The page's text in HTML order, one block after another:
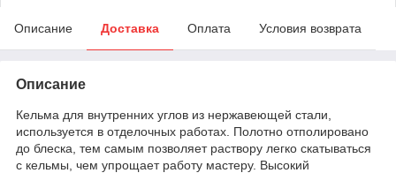
Описание Доставка Оплата Условия возврата
Описание
Кельма для внутренних углов из нержавеющей стали,
используется в отделочных работах. Полотно отполировано
до блеска, тем самым позволяет раствору легко скатываться
с кельмы, чем упрощает работу мастеру. Высокий